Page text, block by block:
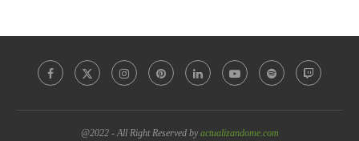
@2022 - All Right Reserved byactualizandome.com